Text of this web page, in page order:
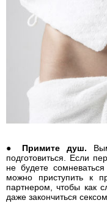
● Примите душ.
подготовиться. Если
не будете
можно приступить к
партнером, чтобы как
даже закончиться